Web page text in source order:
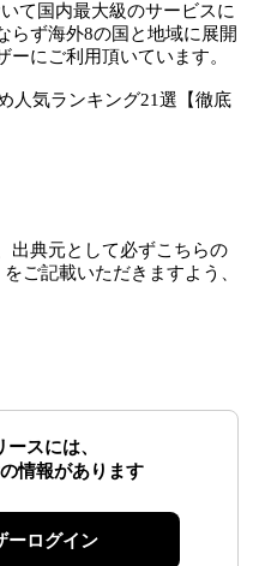
て国内最大級のサービスに
らず海外8の国と地域に展開
ーにご利用頂いています。
人気ランキング21選【徹底
出典元として必ずこちらの
をご記載いただきますよう、
スには、
情報があります
ーログイン